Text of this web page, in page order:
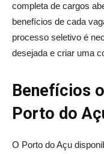
completa de cargos
benefícios de cada
processo seletivo é
desejada e criar uma
Benefícios
Porto do
O Porto do Açu